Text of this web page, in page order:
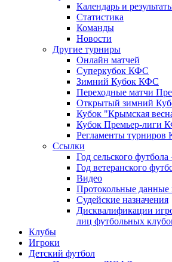
Календарь и
Статистика
Команды
Новости
Другие турниры
Онлайн матчей
Суперкубок КФС
Зимний Кубок КФС
Переходные матчи
Открытый зимний
Кубок "Крымская
Кубок Премьер-лиги
Регламенты
Ссылки
Год сельского футбола
Год ветеранского
Видео
Протокольные данные
Судейские назначения
Дисквалификации
лиц футбольных
Клубы
Игроки
Детский футбол